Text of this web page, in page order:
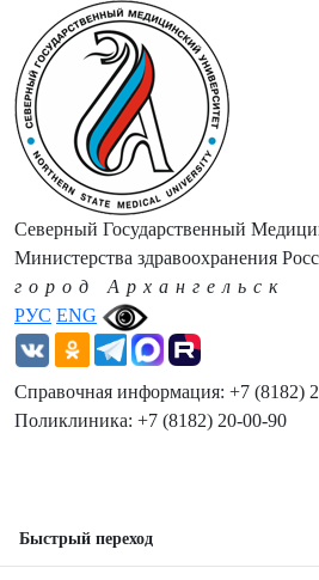
РУС ENG
Северный Государственный
Министерства здравоохранения
город Архангельск
Справочная информация: +7 (8182)
Поликлиника: +7 (8182) 20-00-90
Быстрый переход